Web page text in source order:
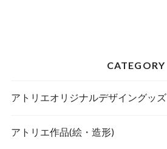
CATEGORY
アトリエオリジナルデザイングッズ
【受注生産】
アトリエ作品(絵・造形)